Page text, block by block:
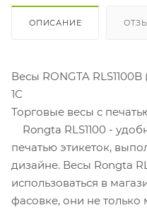
ОПИСАНИЕ
Весы RONGTA
1С
Торговые весы с
Rongta RLS1100 -
печатью этикеток,
дизайне. Весы Rongta
использоваться в
фасовке, они не только